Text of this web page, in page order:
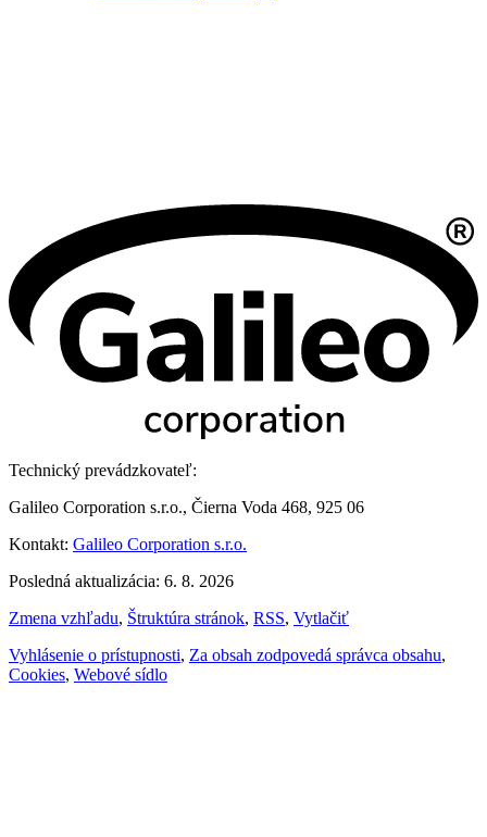
Technický prevádzkovateľ:
Galileo Corporation s.r.o., Čierna Voda 468, 925 06
Kontakt: Galileo Corporation s.r.o.
Posledná aktualizácia: 6. 8. 2026
Zmena vzhľadu, Štruktúra stránok, RSS, Vytlačiť
Vyhlásenie o prístupnosti, Za obsah zodpovedá správca obsahu,
Cookies, Webové sídlo